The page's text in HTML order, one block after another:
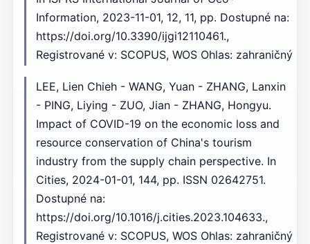
Information, 2023-11-01, 12, 11, pp. Dostupné na:
https://doi.org/10.3390/ijgi12110461.,
Registrované v: SCOPUS, WOS Ohlas: zahraničný
LEE, Lien Chieh - WANG, Yuan - ZHANG, Lanxin
- PING, Liying - ZUO, Jian - ZHANG, Hongyu.
Impact of COVID-19 on the economic loss and
resource conservation of China's tourism
industry from the supply chain perspective. In
Cities, 2024-01-01, 144, pp. ISSN 02642751.
Dostupné na:
https://doi.org/10.1016/j.cities.2023.104633.,
Registrované v: SCOPUS, WOS Ohlas: zahraničný